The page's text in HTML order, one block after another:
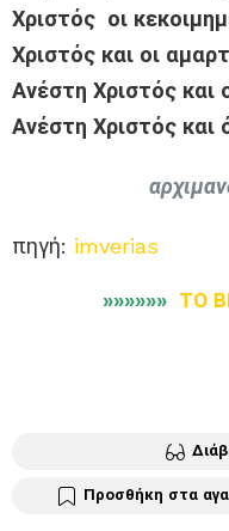
Χριστός οι
Χριστός και οι
Ανέστη Χριστός και
Ανέστη Χριστός και
πηγή: imverias
»»»»»» ΤΟ
Προσθήκη στα